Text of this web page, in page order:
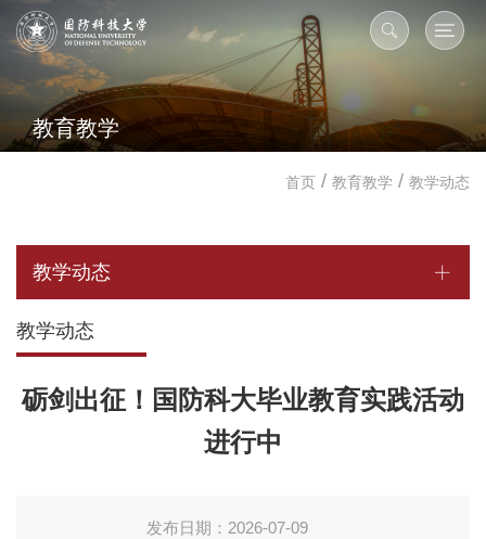
教育教学
首页 / 教育教学 / 教学动态
教学动态
教学动态
砺剑出征！国防科大毕业教育实践活动
进行中
发布日期：2026-07-09